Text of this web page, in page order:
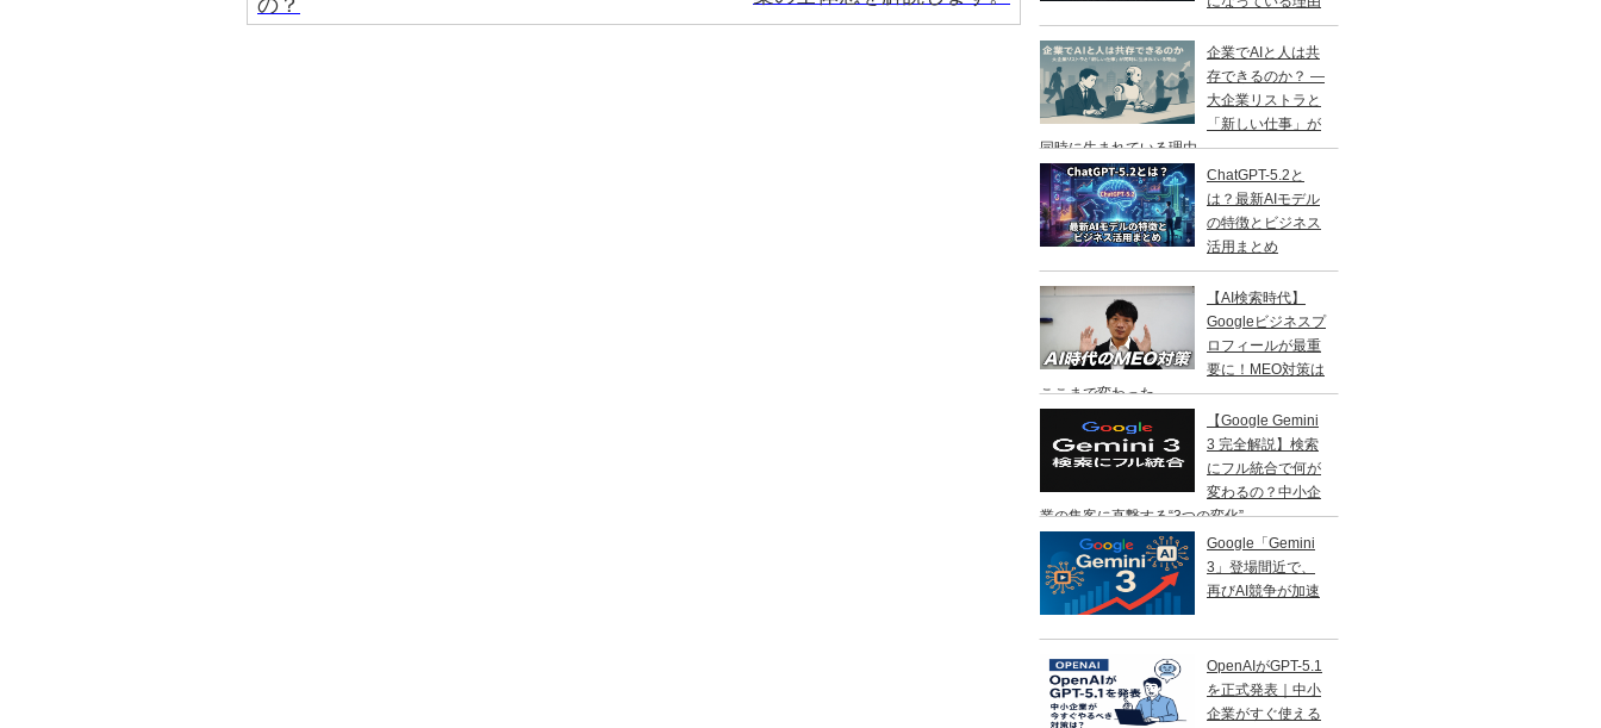
の？
企業でAIと人は共
存できるのか？ ―
大企業リストラと
「新しい仕事」が
同時に生まれている理由 ―
ChatGPT-5.2と
は？最新AIモデル
の特徴とビジネス
活用まとめ
【AI検索時代】
Googleビジネスプ
ロフィールが最重
要に！MEO対策は
ここまで変わった
【Google Gemini
3 完全解説】検索
にフル統合で何が
変わるの？中小企
業の集客に直撃する“3つの変化”
Google「Gemini
3」登場間近で、
再びAI競争が加速
OpenAIがGPT-5.1
を正式発表｜中小
企業がすぐ使える